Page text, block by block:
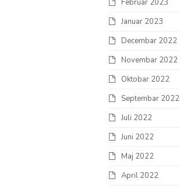
Februar 2023
Januar 2023
Decembar 2022
Novembar 2022
Oktobar 2022
Septembar 2022
Juli 2022
Juni 2022
Maj 2022
April 2022